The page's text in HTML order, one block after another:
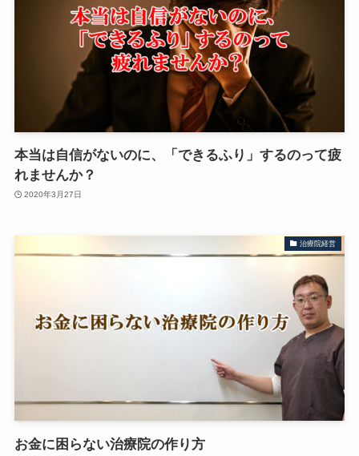
本当は自信がないのに、「できるふり」するのって疲
れませんか？
2020年3月27日
治療院経営
お金に困らない治療院の作り方